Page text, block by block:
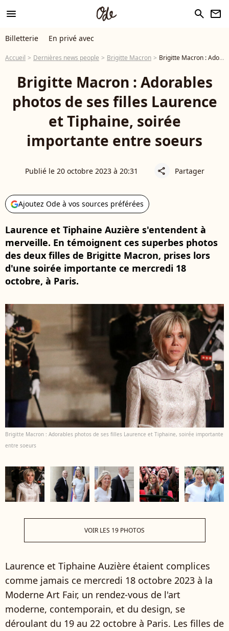
menu search newsletter
Billetterie En privé avec
Accueil Dernières news people Brigitte Macron Brigitte Macron : Adorables photos de ses filles Laurence et Tiphaine, soirée importante entre soeurs
Brigitte Macron : Adorables
photos de ses filles Laurence
et Tiphaine, soirée
importante entre soeurs
Publié le 20 octobre 2023 à 20:31 share Partager
Ajoutez Ode à vos sources préférées
Laurence et Tiphaine Auzière s'entendent à
merveille. En témoignent ces superbes photos
des deux filles de Brigitte Macron, prises lors
d'une soirée importante ce mercredi 18
octobre, à Paris.
Brigitte Macron : Adorables photos de ses filles Laurence et Tiphaine, soirée importante
entre soeurs
VOIR LES 19 PHOTOS
Laurence et Tiphaine Auzière étaient complices
comme jamais ce mercredi 18 octobre 2023 à la
Moderne Art Fair, un rendez-vous de l'art
moderne, contemporain, et du design, se
déroulant du 19 au 22 octobre à Paris. Les filles de